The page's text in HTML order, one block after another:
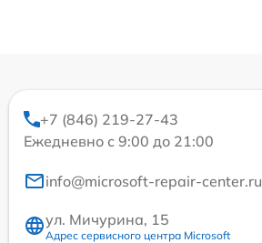
+7 (846) 219-27-43
Ежедневно с 9:00 до 21:00
info@microsoft-repair-center.ru
ул. Мичурина, 15
Адрес сервисного центра Microsoft